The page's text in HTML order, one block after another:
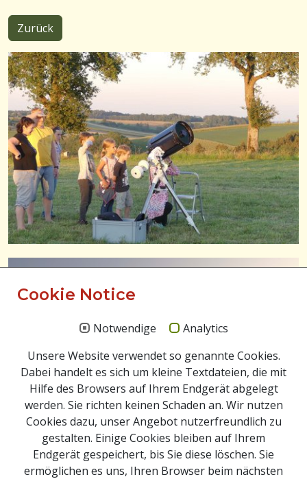
Zurück
Cookie Notice
Notwendige
Analytics
Unsere Website verwendet so genannte Cookies.
Dabei handelt es sich um kleine Textdateien, die mit
Hilfe des Browsers auf Ihrem Endgerät abgelegt
werden. Sie richten keinen Schaden an. Wir nutzen
Cookies dazu, unser Angebot nutzerfreundlich zu
gestalten. Einige Cookies bleiben auf Ihrem
Endgerät gespeichert, bis Sie diese löschen. Sie
ermöglichen es uns, Ihren Browser beim nächsten